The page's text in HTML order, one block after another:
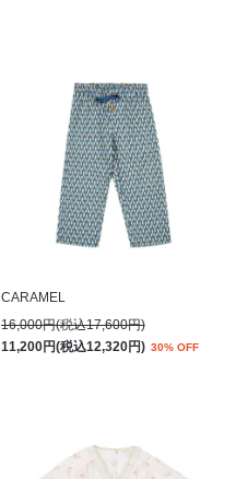
CARAMEL
16,000円(税込17,600円)
11,200円(税込12,320円) 30% OFF